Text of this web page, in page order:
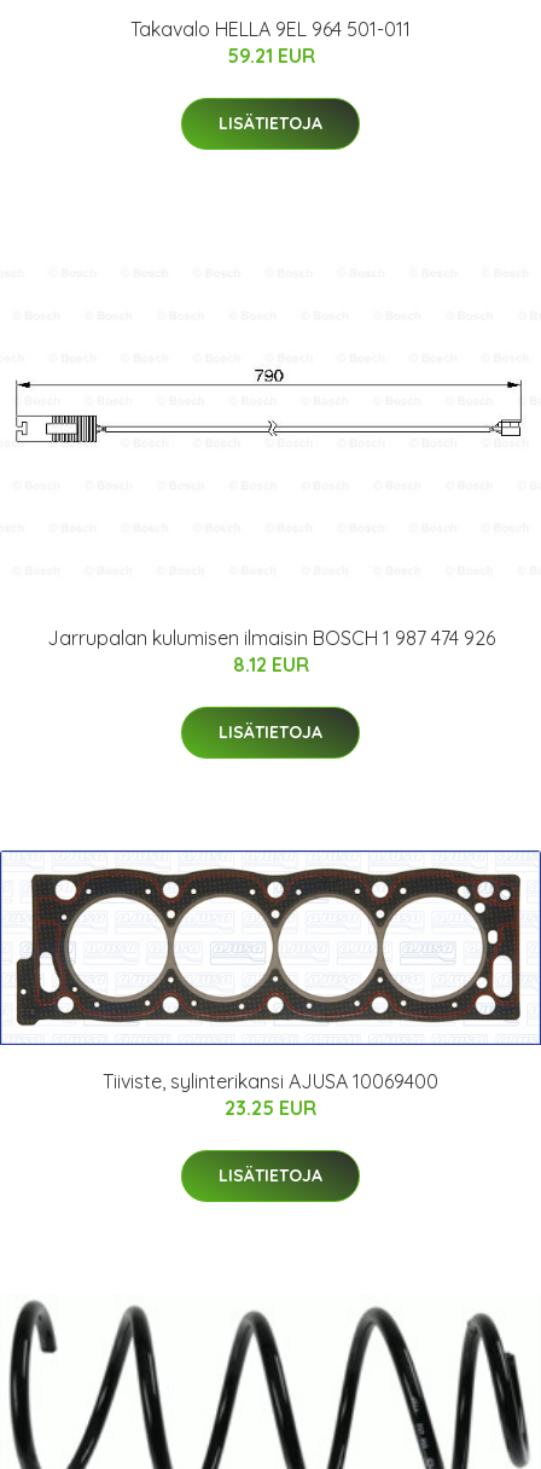
Takavalo HELLA 9EL 964 501-011
59.21 EUR
LISÄTIETOJA
Jarrupalan kulumisen ilmaisin BOSCH 1 987 474 926
8.12 EUR
LISÄTIETOJA
Tiiviste, sylinterikansi AJUSA 10069400
23.25 EUR
LISÄTIETOJA